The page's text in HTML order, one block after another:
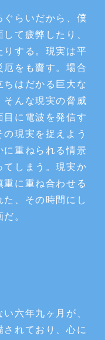
ぐらいだから、僕
て疲弊したり、
りする。現実は平
厄をも齎す。場合
ちはだかる巨大な
そんな現実の脅威
目に電波を発信す
現実を捉えよう
に重ねられる情景
てしまう。現実か
重に重ね合わせる
た、その時間にし
。
六年九ヶ月が、
れており、心に